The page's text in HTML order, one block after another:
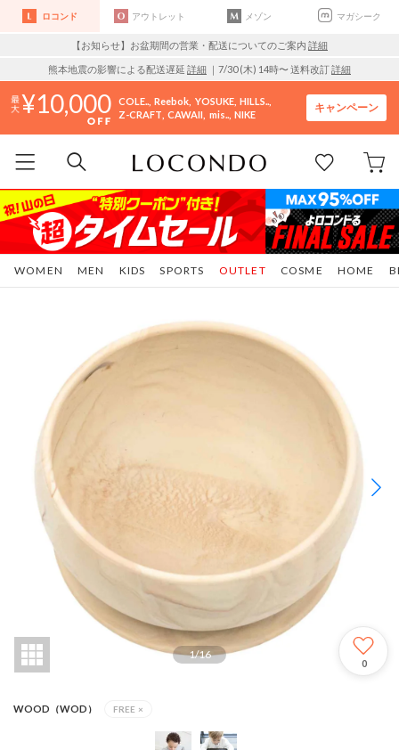
ロコンド アウトレット メゾン マガシーク
【お知らせ】お盆期間の営業・配送についてのご案内 詳細
熊本地震の影響による配送遅延 詳細 ｜7/30 (木) 14時〜 送料改訂詳細
10,000 COLE.. Reebok YOSUKE HILLS..
Z-CRAFT CAWAII mis.. NIKE
キャンペーン
WOMEN MEN KIDS SPORTS COSME HOME
OUTLET
1/16
0
WOOD（WOD） FREE ×